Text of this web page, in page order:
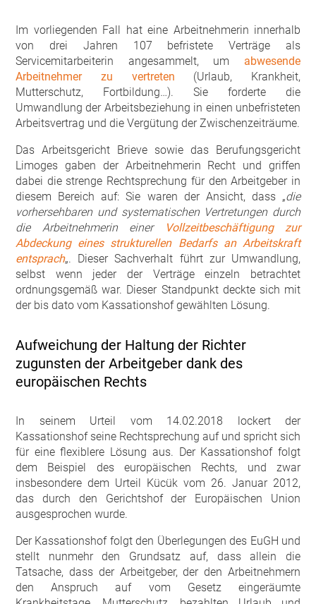
Im vorliegenden Fall hat eine Arbeitnehmerin innerhalb
von drei Jahren 107 befristete Verträge als
Servicemitarbeiterin angesammelt, um abwesende
Arbeitnehmer zu vertreten (Urlaub, Krankheit,
Mutterschutz, Fortbildung…). Sie forderte die
Umwandlung der Arbeitsbeziehung in einen unbefristeten
Arbeitsvertrag und die Vergütung der Zwischenzeiträume.
Das Arbeitsgericht Brieve sowie das Berufungsgericht
Limoges gaben der Arbeitnehmerin Recht und griffen
dabei die strenge Rechtsprechung für den Arbeitgeber in
diesem Bereich auf: Sie waren der Ansicht, dass „die
vorhersehbaren und systematischen Vertretungen durch
die Arbeitnehmerin einer
Vollzeitbeschäftigung zur
Abdeckung eines strukturellen Bedarfs an Arbeitskraft
entsprach„. Dieser Sachverhalt führt zur Umwandlung,
selbst wenn jeder der Verträge einzeln betrachtet
ordnungsgemäß war. Dieser Standpunkt deckte sich mit
der bis dato vom Kassationshof gewählten Lösung.
Aufweichung der Haltung der Richter
zugunsten der Arbeitgeber dank des
europäischen Rechts
In seinem Urteil vom 14.02.2018 lockert der
Kassationshof seine Rechtsprechung auf und spricht sich
für eine flexiblere Lösung aus. Der Kassationshof folgt
dem Beispiel des europäischen Rechts, und zwar
insbesondere dem Urteil Kücük vom 26. Januar 2012,
das durch den Gerichtshof der Europäischen Union
ausgesprochen wurde.
Der Kassationshof folgt den Überlegungen des EuGH und
stellt nunmehr den Grundsatz auf, dass allein die
Tatsache, dass der Arbeitgeber, der den Arbeitnehmern
den Anspruch auf vom Gesetz eingeräumte